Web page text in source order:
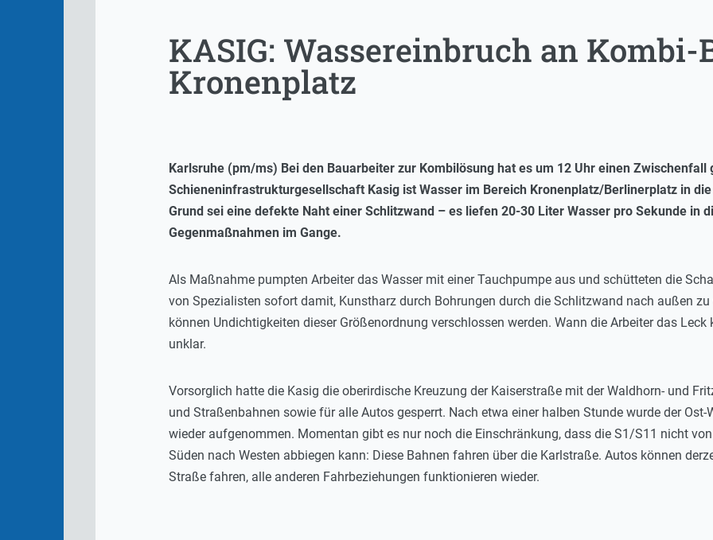
KASIG: Wassereinbruch an Kombi-
Kronenplatz
Karlsruhe (pm/ms) Bei den Bauarbeiter zur Kombilösung hat es um 12 Uhr einen Zwischenfall
Schieneninfrastrukturgesellschaft Kasig ist Wasser im Bereich Kronenplatz/Berlinerplatz in
Grund sei eine defekte Naht einer Schlitzwand – es liefen 20-30 Liter Wasser pro Sekunde in
Gegenmaßnahmen im Gange.
Als Maßnahme pumpten Arbeiter das Wasser mit einer Tauchpumpe aus und schütteten die
von Spezialisten sofort damit, Kunstharz durch Bohrungen durch die Schlitzwand nach außen
können Undichtigkeiten dieser Größenordnung verschlossen werden. Wann die Arbeiter das
unklar.
Vorsorglich hatte die Kasig die oberirdische Kreuzung der Kaiserstraße mit der Waldhorn- und
und Straßenbahnen sowie für alle Autos gesperrt. Nach etwa einer halben Stunde wurde der Ost-
wieder aufgenommen. Momentan gibt es nur noch die Einschränkung, dass die S1/S11 nicht
Süden nach Westen abbiegen kann: Diese Bahnen fahren über die Karlstraße. Autos können
Straße fahren, alle anderen Fahrbeziehungen funktionieren wieder.